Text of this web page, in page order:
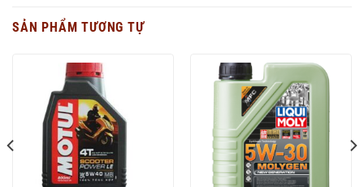
SẢN PHẨM TƯƠNG TỰ